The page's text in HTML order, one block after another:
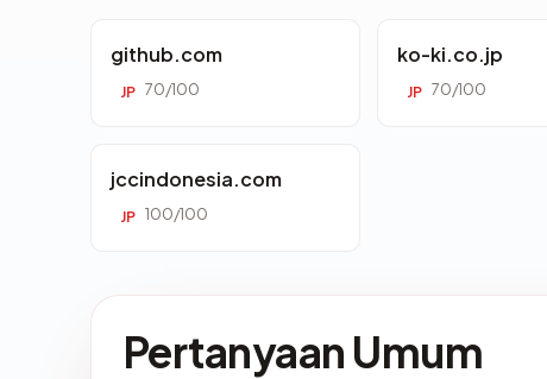
github.com
JP 70/100
ko-ki.co.jp
JP 70/100
jccindonesia.com
JP 100/100
Pertanyaan Umum